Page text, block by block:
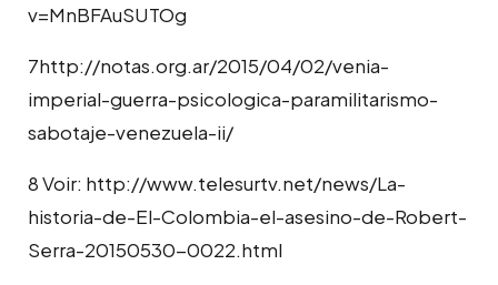
v=MnBFAuSUTOg
7http://notas.org.ar/2015/04/02/venia-
imperial-guerra-psicologica-paramilitarismo-
sabotaje-venezuela-ii/
8 Voir: http://www.telesurtv.net/news/La-
historia-de-El-Colombia-el-asesino-de-Robert-
Serra-20150530-0022.html